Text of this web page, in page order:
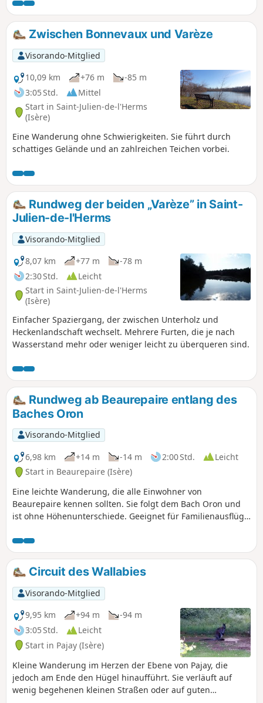
wunderschönen Blick auf die umliegenden Gebirge.
Zwischen Bonnevaux und Varèze
Visorando-Mitglied
10,09 km
+76 m
-85 m
3:05 Std.
Mittel
Start in Saint-Julien-de-l'Herms
(Isère)
Eine Wanderung ohne Schwierigkeiten. Sie führt durch
schattiges Gelände und an zahlreichen Teichen vorbei.
Rundweg der beiden „Varèze” in Saint-
Julien-de-l'Herms
Visorando-Mitglied
8,07 km
+77 m
-78 m
2:30 Std.
Leicht
Start in Saint-Julien-de-l'Herms
(Isère)
Einfacher Spaziergang, der zwischen Unterholz und
Heckenlandschaft wechselt. Mehrere Furten, die je nach
Wasserstand mehr oder weniger leicht zu überqueren sind.
Rundweg ab Beaurepaire entlang des
Baches Oron
Visorando-Mitglied
6,98 km
+14 m -14 m 2:00 Std.
Leicht
Start in Beaurepaire (Isère)
Eine leichte Wanderung, die alle Einwohner von
Beaurepaire kennen sollten. Sie folgt dem Bach Oron und
ist ohne Höhenunterschiede. Geeignet für Familienausflüge
DIE MEINE WANDERUNGEN UNTERNEHMEN: Sie können
Fotos einstellen und den Standort auf der Strecke angeben.
Circuit des Wallabies
Visorando-Mitglied
9,95 km
+94 m
-94 m
3:05 Std.
Leicht
Start in Pajay (Isère)
Kleine Wanderung im Herzen der Ebene von Pajay, die
jedoch am Ende den Hügel hinaufführt. Sie verläuft auf
wenig begehenen kleinen Straßen oder auf guten